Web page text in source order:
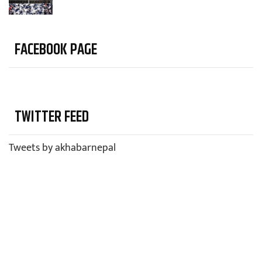
FACEBOOK PAGE
TWITTER FEED
Tweets by akhabarnepal